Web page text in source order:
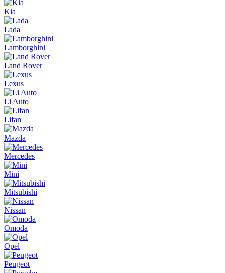
Kia
Lada
Lamborghini
Land Rover
Lexus
Li Auto
Lifan
Mazda
Mercedes
Mini
Mitsubishi
Nissan
Omoda
Opel
Peugeot